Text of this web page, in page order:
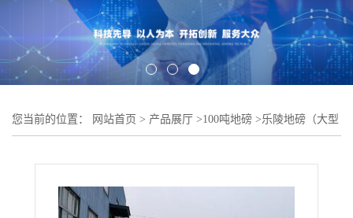
您当前的位置： 网站首页 > 产品展厅 >100吨地磅 >乐陵地磅（大型